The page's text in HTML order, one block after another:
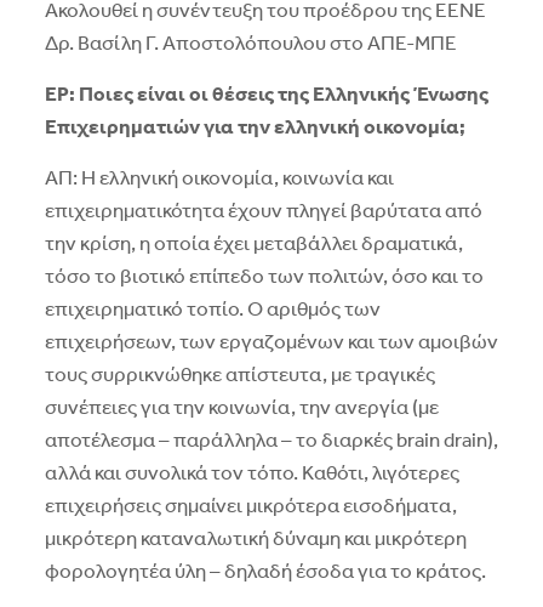
Ακολουθεί η συνέντευξη του προέδρου της ΕΕΝΕ
Δρ. Βασίλη Γ. Αποστολόπουλου στο ΑΠΕ-ΜΠΕ
ΕΡ: Ποιες είναι οι θέσεις της Ελληνικής Ένωσης
Επιχειρηματιών για την ελληνική οικονομία;
ΑΠ: Η ελληνική οικονομία, κοινωνία και
επιχειρηματικότητα έχουν πληγεί βαρύτατα από
την κρίση, η οποία έχει μεταβάλλει δραματικά,
τόσο το βιοτικό επίπεδο των πολιτών, όσο και το
επιχειρηματικό τοπίο. Ο αριθμός των
επιχειρήσεων, των εργαζομένων και των αμοιβών
τους συρρικνώθηκε απίστευτα, με τραγικές
συνέπειες για την κοινωνία, την ανεργία (με
αποτέλεσμα – παράλληλα – το διαρκές brain drain),
αλλά και συνολικά τον τόπο. Καθότι, λιγότερες
επιχειρήσεις σημαίνει μικρότερα εισοδήματα,
μικρότερη καταναλωτική δύναμη και μικρότερη
φορολογητέα ύλη – δηλαδή έσοδα για το κράτος.